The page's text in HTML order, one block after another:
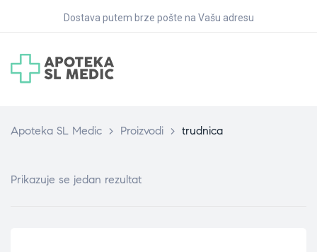
Dostava putem brze pošte na Vašu adresu
Apoteka SL Medic > Proizvodi > trudnica
Prikazuje se jedan rezultat